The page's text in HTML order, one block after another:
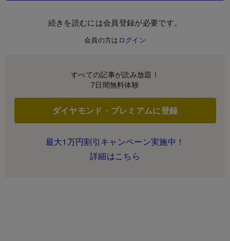
続きを読むには会員登録が必要です。
会員の方は ログイン
すべての記事が読み放題！
7日間無料体験
ダイヤモンド・プレミアムに登録
最大1万円割引キャンペーン実施中！
詳細はこちら